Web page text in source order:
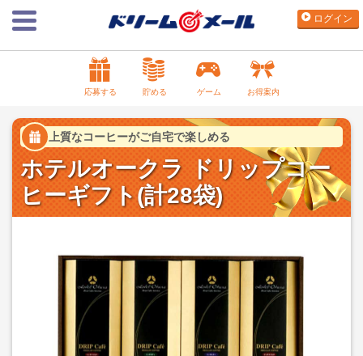
ログイン
応募する 貯める ゲーム お得案内
上質なコーヒーがご自宅で楽しめる
ホテルオークラ ドリップコー
ヒーギフト(計28袋)